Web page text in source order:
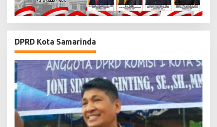
DPRD Kota Samarinda